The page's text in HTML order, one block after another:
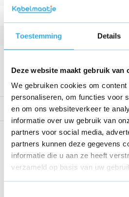
Toestemming Details
Deze website maakt gebruik van
We gebruiken cookies om
personaliseren, om functies voor
en om ons websiteverkeer te
informatie over uw gebruik van
partners voor social media,
partners kunnen deze gegevens
informatie die u aan ze heeft
verzameld op basis van uw
Vermogen
Kabellengte
Reviews
Share this product!